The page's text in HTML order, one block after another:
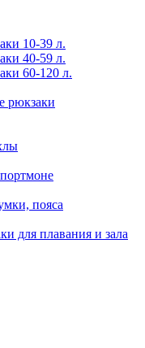
10-39 л.
40-59 л.
60-120 л.
рюкзаки
пояса
для плавания и зала